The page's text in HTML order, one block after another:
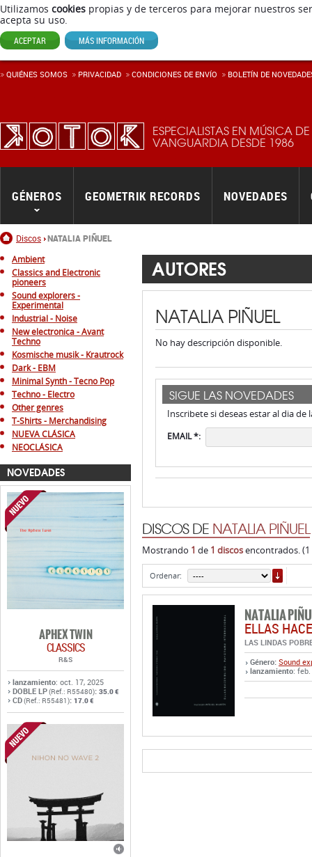
Utilizamos cookies propias y de terceros para mejorar nuestros
acepta su uso.
ACEPTAR MÁS INFORMACIÓN
ESPECIALISTAS EN MÚSICA DE
VANGUARDIA DESDE 1986
Inicio
Discos NATALIA PIÑUEL
GÉNEROS GEOMETRIK RECORDS NOVEDADES
QUIÉNES SOMOS PRIVACIDAD CONDICIONES DE ENVÍ­O BOLETÍN DE
Ambient
Classics and Electronic
pioneers
Sound explorers -
Experimental
Industrial - Noise
New electronica - Avant
Techno
Kosmische musik - Krautrock
Dark - EBM
Minimal Synth - Tecno Pop
Techno - Electro
Other genres
T-Shirts - Merchandising
NUEVA CLÁSICA
NEOCLÁSICA
NOVEDADES
APHEX TWIN
CLASSICS
R&S
lanzamiento: oct. 17, 2025
DOBLE LP(Ref.: R55480): 35.0 €
CD(Ref.: R55481): 17.0 €
AUTORES
NATALIA PIÑUEL
No hay descripción disponible.
SIGUE LAS NOVEDADES
Inscribete si deseas estar al dia
EMAIL *:
DISCOS DE NATALIA PIÑUEL
Mostrando 1 de 1 discosencontrados. (1
Ordenar:
NATALIA
ELLAS
LAS LINDAS
Género: Sound
lanzamiento: